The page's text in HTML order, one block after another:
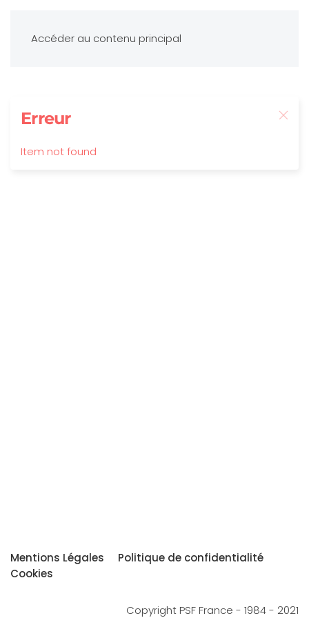
Accéder au contenu principal
Erreur
Item not found
Mentions Légales
Politique de confidentialité
Cookies
Copyright PSF France - 1984 - 2021